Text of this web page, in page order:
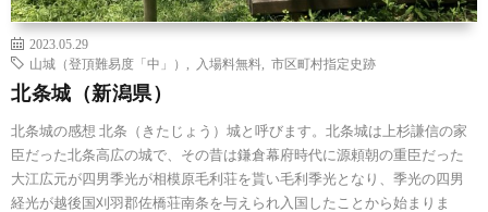
2023.05.29
山城（登頂難易度「中」）
入場料無料 市区町村指定史跡
北条城（新潟県）
北条城の感想 北条（きたじょう）城と呼びます。北条城は上杉謙信の家
臣だった北条高広の城で、その昔は鎌倉幕府時代に源頼朝の重臣だった
大江広元が四男季光が相模原毛利荘を貰い毛利季光となり、季光の四男
経光が越後国刈羽郡佐橋荘南条を与えられ入国したことから始まりま